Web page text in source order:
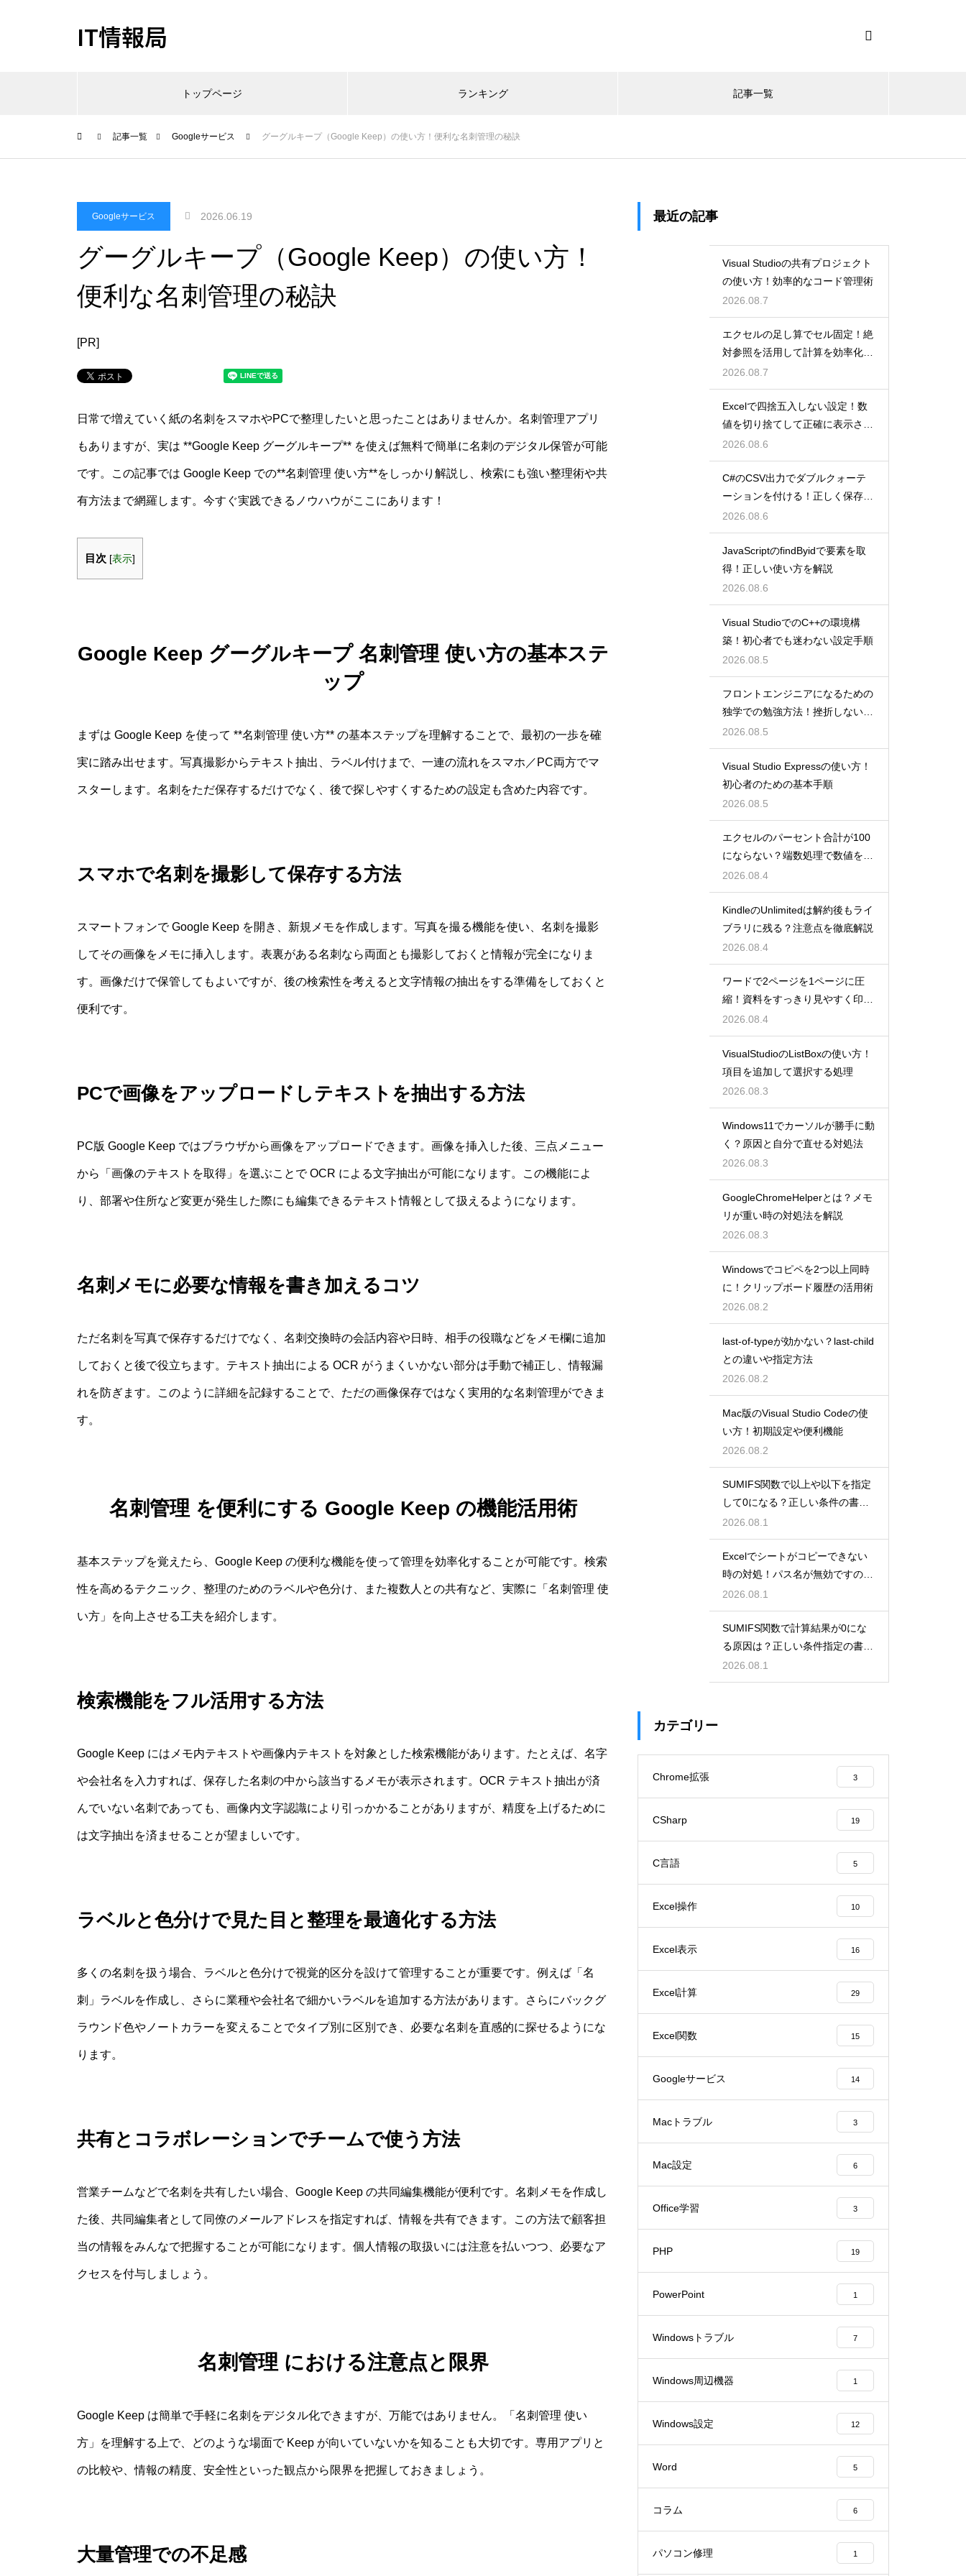
IT情報局
トップページ ランキング 記事一覧
記事一覧 Googleサービス グーグルキープ（Google Keep）の使い方！便利な名刺管理の秘訣
Googleサービス 2026.06.19
グーグルキープ（Google Keep）の使い方！
便利な名刺管理の秘訣
[PR]
日常で増えていく紙の名刺をスマホやPCで整理したいと思ったことはありませんか。名刺管理アプリ
もありますが、実は **Google Keep グーグルキープ** を使えば無料で簡単に名刺のデジタル保管が可能
です。この記事では Google Keep での**名刺管理 使い方**をしっかり解説し、検索にも強い整理術や共
有方法まで網羅します。今すぐ実践できるノウハウがここにあります！
目次 [表示]
Google Keep グーグルキープ 名刺管理 使い方の基本ステ
ップ
まずは Google Keep を使って **名刺管理 使い方** の基本ステップを理解することで、最初の一歩を確
実に踏み出せます。写真撮影からテキスト抽出、ラベル付けまで、一連の流れをスマホ／PC両方でマ
スターします。名刺をただ保存するだけでなく、後で探しやすくするための設定も含めた内容です。
スマホで名刺を撮影して保存する方法
スマートフォンで Google Keep を開き、新規メモを作成します。写真を撮る機能を使い、名刺を撮影
してその画像をメモに挿入します。表裏がある名刺なら両面とも撮影しておくと情報が完全になりま
す。画像だけで保管してもよいですが、後の検索性を考えると文字情報の抽出をする準備をしておくと
便利です。
PCで画像をアップロードしテキストを抽出する方法
PC版 Google Keep ではブラウザから画像をアップロードできます。画像を挿入した後、三点メニュー
から「画像のテキストを取得」を選ぶことで OCR による文字抽出が可能になります。この機能によ
り、部署や住所など変更が発生した際にも編集できるテキスト情報として扱えるようになります。
名刺メモに必要な情報を書き加えるコツ
ただ名刺を写真で保存するだけでなく、名刺交換時の会話内容や日時、相手の役職などをメモ欄に追加
しておくと後で役立ちます。テキスト抽出による OCR がうまくいかない部分は手動で補正し、情報漏
れを防ぎます。このように詳細を記録することで、ただの画像保存ではなく実用的な名刺管理ができま
す。
名刺管理 を便利にする Google Keep の機能活用術
基本ステップを覚えたら、Google Keep の便利な機能を使って管理を効率化することが可能です。検索
性を高めるテクニック、整理のためのラベルや色分け、また複数人との共有など、実際に「名刺管理 使
い方」を向上させる工夫を紹介します。
検索機能をフル活用する方法
Google Keep にはメモ内テキストや画像内テキストを対象とした検索機能があります。たとえば、名字
や会社名を入力すれば、保存した名刺の中から該当するメモが表示されます。OCR テキスト抽出が済
んでいない名刺であっても、画像内文字認識により引っかかることがありますが、精度を上げるために
は文字抽出を済ませることが望ましいです。
ラベルと色分けで見た目と整理を最適化する方法
多くの名刺を扱う場合、ラベルと色分けで視覚的区分を設けて管理することが重要です。例えば「名
刺」ラベルを作成し、さらに業種や会社名で細かいラベルを追加する方法があります。さらにバックグ
ラウンド色やノートカラーを変えることでタイプ別に区別でき、必要な名刺を直感的に探せるようにな
ります。
共有とコラボレーションでチームで使う方法
営業チームなどで名刺を共有したい場合、Google Keep の共同編集機能が便利です。名刺メモを作成し
た後、共同編集者として同僚のメールアドレスを指定すれば、情報を共有できます。この方法で顧客担
当の情報をみんなで把握することが可能になります。個人情報の取扱いには注意を払いつつ、必要なア
クセスを付与しましょう。
名刺管理 における注意点と限界
Google Keep は簡単で手軽に名刺をデジタル化できますが、万能ではありません。「名刺管理 使い
方」を理解する上で、どのような場面で Keep が向いていないかを知ることも大切です。専用アプリと
の比較や、情報の精度、安全性といった観点から限界を把握しておきましょう。
大量管理での不足感
最近の記事
Visual Studioの共有プロジェクト
の使い方！効率的なコード管理術
2026.08.7
エクセルの足し算でセル固定！絶
対参照を活用して計算を効率化し
よう
2026.08.7
Excelで四捨五入しない設定！数
値を切り捨てして正確に表示させ
るコツ
2026.08.6
C#のCSV出力でダブルクォーテ
ーションを付ける！正しく保存す
るコツ
2026.08.6
JavaScriptのfindByidで要素を取
得！正しい使い方を解説
2026.08.6
Visual StudioでのC++の環境構
築！初心者でも迷わない設定手順
2026.08.5
フロントエンジニアになるための
独学での勉強方法！挫折しない学
習計画
2026.08.5
Visual Studio Expressの使い方！
初心者のための基本手順
2026.08.5
エクセルのパーセント合計が100
にならない？端数処理で数値を合
わせる技
2026.08.4
KindleのUnlimitedは解約後もライ
ブラリに残る？注意点を徹底解説
2026.08.4
ワードで2ページを1ページに圧
縮！資料をすっきり見やすく印刷
する設定
2026.08.4
VisualStudioのListBoxの使い方！
項目を追加して選択する処理
2026.08.3
Windows11でカーソルが勝手に動
く？原因と自分で直せる対処法
2026.08.3
GoogleChromeHelperとは？メモ
リが重い時の対処法を解説
2026.08.3
Windowsでコピペを2つ以上同時
に！クリップボード履歴の活用術
2026.08.2
last-of-typeが効かない？last-child
との違いや指定方法
2026.08.2
Mac版のVisual Studio Codeの使
い方！初期設定や便利機能
2026.08.2
SUMIFS関数で以上や以下を指定
して0になる？正しい条件の書き
方
2026.08.1
Excelでシートがコピーできない
時の対処！パス名が無効ですのエ
ラー
2026.08.1
SUMIFS関数で計算結果が0にな
る原因は？正しい条件指定の書き
方
2026.08.1
カテゴリー
Chrome拡張 3
CSharp 19
C言語 5
Excel操作 10
Excel表示 16
Excel計算 29
Excel関数 15
Googleサービス 14
Macトラブル 3
Mac設定 6
Office学習 3
PHP 19
PowerPoint 1
Windowsトラブル 7
Windows周辺機器 1
Windows設定 12
Word 5
コラム 6
パソコン修理 1